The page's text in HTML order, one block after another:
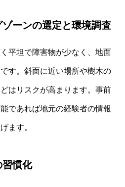
ーンの選定と環境調査
平坦で障害物が少なく、地面
す。斜面に近い場所や樹木の
はリスクが高まります。事前
であれば地元の経験者の情報
ます。
習慣化